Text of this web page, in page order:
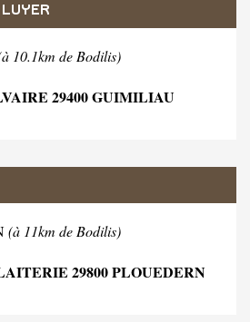
10.1km de Bodilis)
29400 GUIMILIAU
(à 11km de Bodilis)
29800 PLOUEDERN